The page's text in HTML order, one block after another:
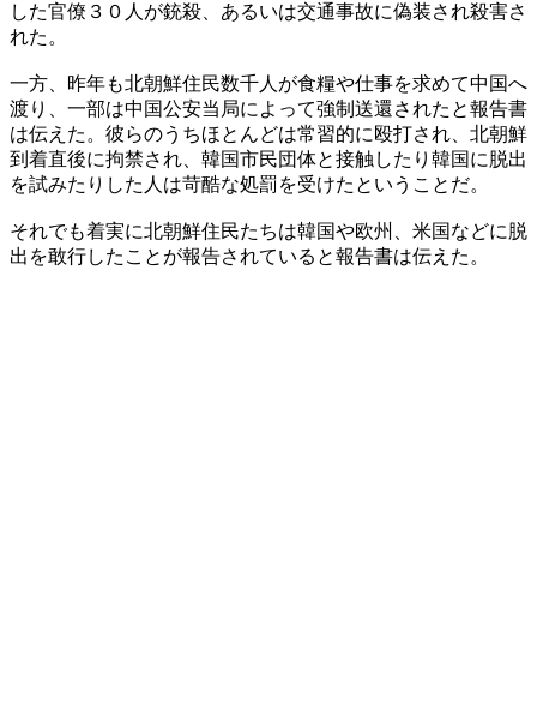
した官僚３０人が銃殺、あるいは交通事故に偽装され殺害さ
れた。
一方、昨年も北朝鮮住民数千人が食糧や仕事を求めて中国へ
渡り、一部は中国公安当局によって強制送還されたと報告書
は伝えた。彼らのうちほとんどは常習的に殴打され、北朝鮮
到着直後に拘禁され、韓国市民団体と接触したり韓国に脱出
を試みたりした人は苛酷な処罰を受けたということだ。
それでも着実に北朝鮮住民たちは韓国や欧州、米国などに脱
出を敢行したことが報告されていると報告書は伝えた。